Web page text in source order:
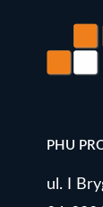
PHU
ul. I